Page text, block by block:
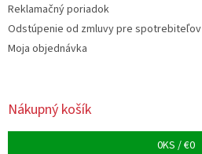
i
s
Reklamačný poriadok
Odstúpenie od zmluvy pre spotrebiteľov
Moja objednávka
Nákupný košík
0KS /€0